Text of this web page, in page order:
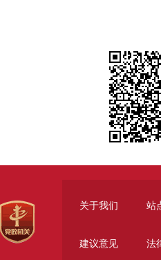
关于我们 站
建议意见 法